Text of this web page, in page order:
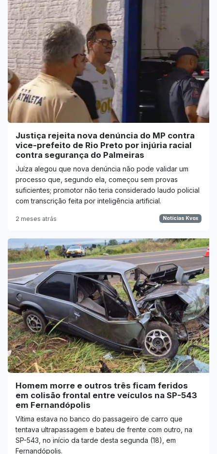
Justiça rejeita nova denúncia do MP contra
vice-prefeito de Rio Preto por injúria racial
contra segurança do Palmeiras
Juíza alegou que nova denúncia não pode validar um
processo que, segundo ela, começou sem provas
suficientes; promotor não teria considerado laudo policial
com transcrição feita por inteligência artificial.
2 meses atrás Notícias Kvox
Homem morre e outros três ficam feridos
em colisão frontal entre veículos na SP-543
em Fernandópolis
Vítima estava no banco do passageiro de carro que
tentava ultrapassagem e bateu de frente com outro, na
SP-543, no início da tarde desta segunda (18), em
Fernandópolis.